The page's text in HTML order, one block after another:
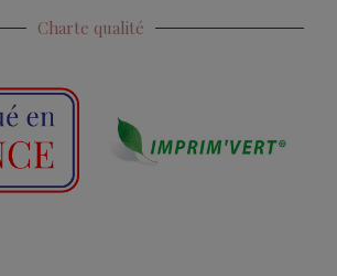
Charte qualité